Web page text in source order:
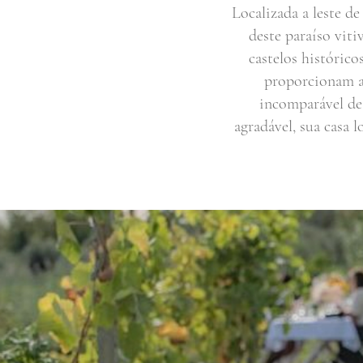
Localizada a leste
deste paraíso
castelos
proporcionam
incomparável
agradável, sua casa